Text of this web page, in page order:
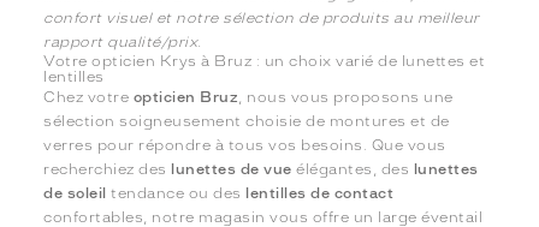
confort visuel et notre sélection de produits au meilleur
rapport qualité/prix.
Votre opticien Krys à Bruz : un choix varié de lunettes et
lentilles
Chez votre opticien Bruz , nous vous proposons une
sélection soigneusement choisie de montures et de
verres pour répondre à tous vos besoins. Que vous
recherchiez des lunettes de vue élégantes, des lunettes
de soleil tendance ou des lentilles de contact
confortables, notre magasin vous offre un large éventail